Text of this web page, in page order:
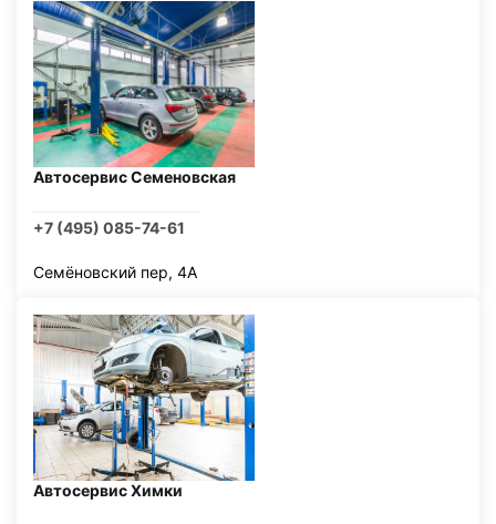
Автосервис Семеновская
+7 (495) 085-74-61
Семёновский пер, 4А
Автосервис Химки